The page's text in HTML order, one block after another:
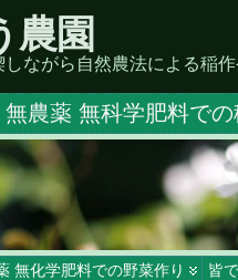
農園
しながら自然農法による稲
無農薬 無科学肥料で
無化学肥料での野菜作り
皆